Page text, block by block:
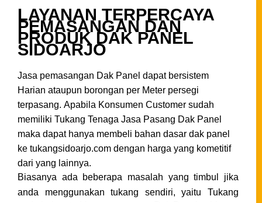
LAYANAN TERPERCAYA
PEMASANGAN DAN
PRODUK DAK PANEL
SIDOARJO
Jasa pemasangan Dak Panel dapat bersistem
Harian ataupun borongan per Meter persegi
terpasang. Apabila Konsumen Customer sudah
memiliki Tukang Tenaga Jasa Pasang Dak Panel
maka dapat hanya membeli bahan dasar dak panel
ke tukangsidoarjo.com dengan harga yang kometitif
dari yang lainnya.
Biasanya ada beberapa masalah yang timbul jika
anda menggunakan tukang sendiri, yaitu Tukang